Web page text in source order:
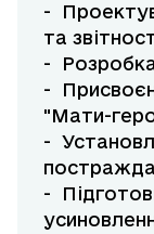
-
та
-
-
"Мати-
-
-